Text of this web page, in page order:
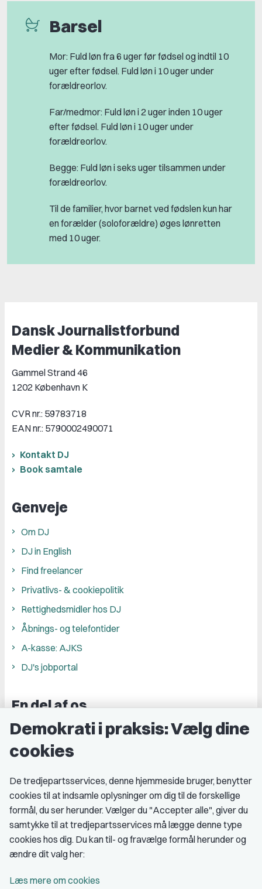
Barsel
Mor: Fuld løn fra 6 uger før fødsel og indtil 10
uger efter fødsel. Fuld løn i 10 uger under
forældreorlov.
Far/medmor: Fuld løn i 2 uger inden 10 uger
efter fødsel. Fuld løn i 10 uger under
forældreorlov.
Begge: Fuld løn i seks uger tilsammen under
forældreorlov.
Til de familier, hvor barnet ved fødslen kun har
en forælder (soloforældre) øges lønretten
med 10 uger.
Dansk Journalistforbund
Medier & Kommunikation
Gammel Strand 46
1202 København K
CVR nr.: 59783718
EAN nr.: 5790002490071
Kontakt DJ
Book samtale
Genveje
Om DJ
DJ in English
Find freelancer
Privatlivs- & cookiepolitik
Rettighedsmidler hos DJ
Åbnings- og telefontider
A-kasse: AJKS
DJ's jobportal
En del af os
Grupper og kredse
Studenterorganisationer
Medlemskab
Fordele som medlem
Kontingent
Demokrati i praksis: Vælg dine
cookies
De tredjepartsservices, denne hjemmeside bruger, benytter
cookies til at indsamle oplysninger om dig til de forskellige
formål, du ser herunder. Vælger du "Accepter alle", giver du
samtykke til at tredjepartsservices må lægge denne type
cookies hos dig. Du kan til- og fravælge formål herunder og
ændre dit valg her:
Læs mere om cookies